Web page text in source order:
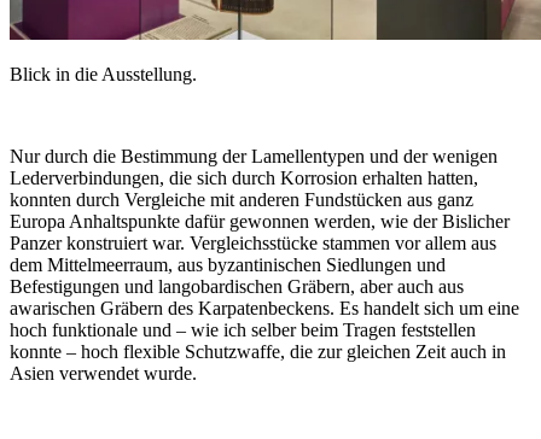
Blick in die Ausstellung.
Nur durch die Bestimmung der Lamellentypen und der wenigen
Lederverbindungen, die sich durch Korrosion erhalten hatten,
konnten durch Vergleiche mit anderen Fundstücken aus ganz
Europa Anhaltspunkte dafür gewonnen werden, wie der Bislicher
Panzer konstruiert war. Vergleichsstücke stammen vor allem aus
dem Mittelmeerraum, aus byzantinischen Siedlungen und
Befestigungen und langobardischen Gräbern, aber auch aus
awarischen Gräbern des Karpatenbeckens. Es handelt sich um eine
hoch funktionale und – wie ich selber beim Tragen feststellen
konnte – hoch flexible Schutzwaffe, die zur gleichen Zeit auch in
Asien verwendet wurde.